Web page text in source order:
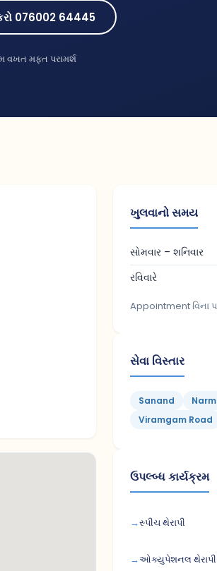
076002 64445
વખત મફત પરામર્શ
ખુલવાનો સમય
સોમવાર – શનિવાર
રવિવારે
Appointment વિના
સેવા વિસ્તાર
Sanand
Viramgam Road
ઉપલ્બ્ધ કાર્યક્રમ
સ્પીચ થેરાપી
ઓક્યુપેશનલ થેરાપી